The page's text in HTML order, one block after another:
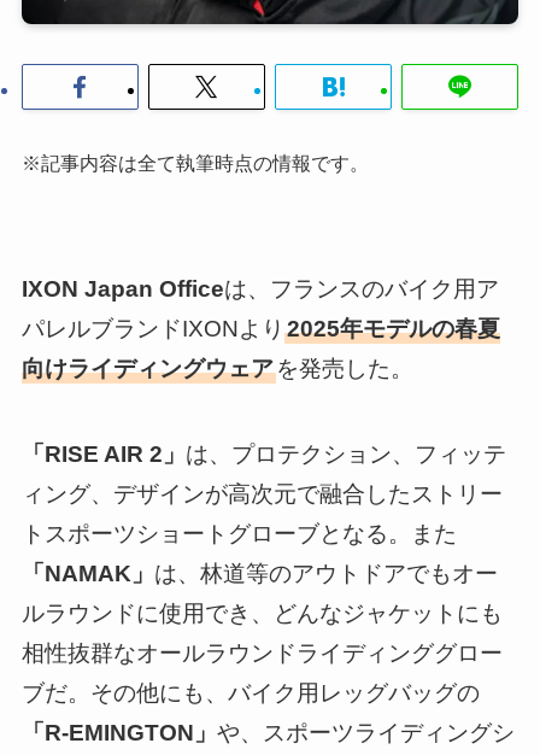
※記事内容は全て執筆時点の情報です。
IXON Japan Officeは、フランスのバイク用ア
パレルブランドIXONより 2025年モデルの春夏
向けライディングウェアを発売した。
「RISE AIR 2」 は、プロテクション、フィッテ
ィング、デザインが高次元で融合したストリー
トスポーツショートグローブとなる。また
「NAMAK」 は、林道等のアウトドアでもオー
ルラウンドに使用でき、どんなジャケットにも
相性抜群なオールラウンドライディンググロー
ブだ。その他にも、バイク用レッグバッグの
「R-EMINGTON」 や、スポーツライディングシ